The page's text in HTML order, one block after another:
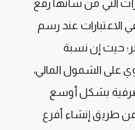
التي من شأنها رفع
عند رسم
حيث إن نسبة
على الشمول المالي،
بشكل أوسع
عن طريق إنشاء أفرع